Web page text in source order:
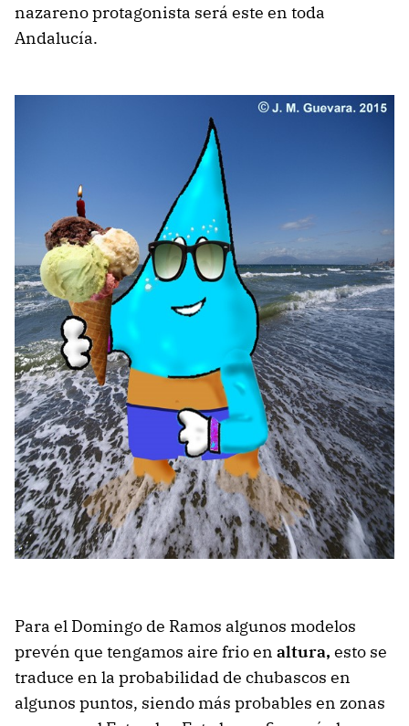
nazareno protagonista será este en toda
Andalucía.
Para el Domingo de Ramos algunos modelos
prevén que tengamos aire frio en altura, esto se
traduce en la probabilidad de chubascos en
algunos puntos, siendo más probables en zonas